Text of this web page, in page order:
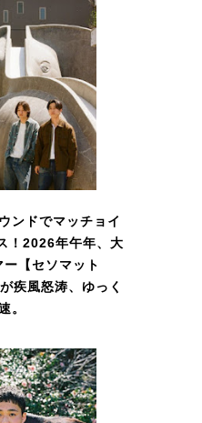
ンドでマッチョイ
！2026年午年、大
【セソマット
疾風怒涛、ゆっく
。